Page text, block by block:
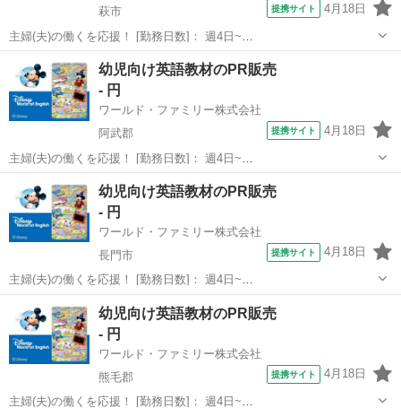
萩市
提携サイト 4月18日
主婦(夫)の働くを応援！ [勤務日数]： 週4日~
10:00~17:00/10:00~16:00/10:00~15:00/09:30~14:00 [勤務地・最寄
駅]： 山口県萩市 ※勤務エリア選択可 ワールド・ファミ...
萩市 営業
幼児向け英語教材のPR販売
- 円
ワールド・ファミリー株式会社
阿武郡
提携サイト 4月18日
主婦(夫)の働くを応援！ [勤務日数]： 週4日~
10:00~17:00/10:00~16:00/10:00~15:00/09:30~14:00 [勤務地・最寄
駅]： 山口県阿武郡 ※勤務エリア選択可 ワールド・ファ...
阿武郡 営業
幼児向け英語教材のPR販売
- 円
ワールド・ファミリー株式会社
長門市
提携サイト 4月18日
主婦(夫)の働くを応援！ [勤務日数]： 週4日~
10:00~17:00/10:00~16:00/10:00~15:00/09:30~14:00 [勤務地・最寄
駅]： 山口県長門市 ※勤務エリア選択可 ワールド・ファ...
長門市 営業
幼児向け英語教材のPR販売
- 円
ワールド・ファミリー株式会社
熊毛郡
提携サイト 4月18日
主婦(夫)の働くを応援！ [勤務日数]： 週4日~